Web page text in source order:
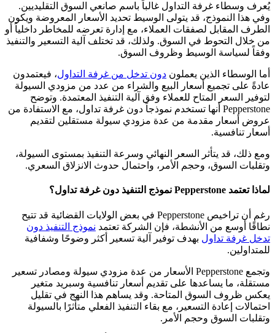
يُعرف وسطاء غرفة التداول غالباً باسم صانعي السوق التقليديين.
وفي هذا النموذج، قد يتولى الوسيط تحديد الأسعار المعروضة ويكون
الطرف المقابل لصفقات العملاء، مع إدارة تعرضه للمخاطر داخلياً أو
من خلال التحوط في السوق. ولذلك، قد تختلف آلية التسعير والتنفيذ
وفقاً لسياسة الوسيط وظروف السوق.
أما الوسطاء الذين يعملون دون تدخل من غرفة التداول، فيعتمدون
عادةً على تجميع أسعار البيع والشراء من عدد من مزودي السيولة
لتوفير السعر المتاح للعملاء وفق آلية التنفيذ المعتمدة. وتوضح
Pepperstone أنها تستخدم نموذجاً دون غرفة تداول، مع الاستفادة من
عروض أسعار مقدمة من عدة مزودي سيولة مستقلين لتقديم
أسعار تنافسية.
ومع ذلك، قد يتأثر السعر النهائي وسرعة التنفيذ بمستوى السيولة،
وتقلبات السوق، وحجم الأمر، واحتمال حدوث الانزلاق السعري.
لماذا تعتمد Pepperstone نموذج التنفيذ دون غرفة تداول؟
رغم أن تراخيص Pepperstone في بعض الولايات القضائية قد تتيح
نطاقًا أوسع من الأنشطة، فإن الشركة تعتمد نموذج التنفيذ دون
تدخل غرفة تداول بهدف توفير آلية تسعير أكثر وضوحًا وشفافية
للمتداولين.
وتجمع Pepperstone الأسعار من عدة مزودي سيولة ومصادر تسعير
مستقلة، ما يساعدها على تقديم أسعار تنافسية وسبريد متغير
يعكس ظروف السوق المتاحة. وقد يساهم هذا النهج في تقليل
احتمالات إعادة التسعير، مع بقاء التنفيذ الفعلي متأثرًا بالسيولة
وتقلبات السوق وحجم الأمر.